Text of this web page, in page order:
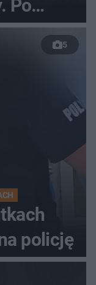
Po
5
policję